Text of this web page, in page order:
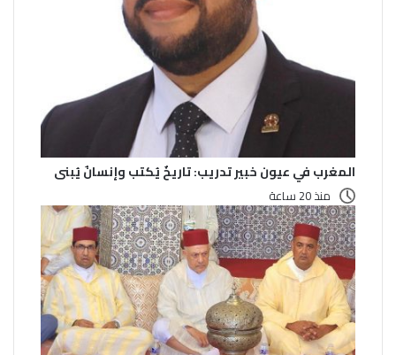
المغرب في عيون خبير تدريب: تاريخٌ يُكتب وإنسانٌ يُبنى
منذ 20 ساعة